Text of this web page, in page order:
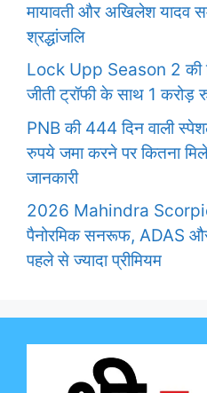
मायावती और अखिलेश यादव
श्रद्धांजलि
Lock Upp Season 2 की
जीती ट्रॉफी के साथ 1 करोड़
PNB की 444 दिन वाली
रुपये जमा करने पर कितना
जानकारी
2026 Mahindra
पैनोरमिक सनरूफ, ADAS
पहले से ज्यादा प्रीमियम